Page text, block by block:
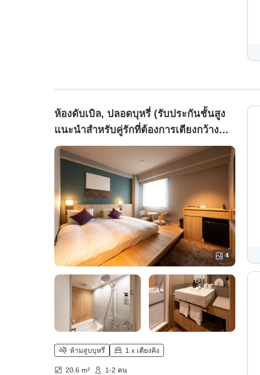
ห้องดับเบิล, ปลอดบุหรี่ (รับประกันชั้นสูง
แนะนำสำหรับคู่รักที่ต้องการเตียงกว้าง
ขวาง)
4
ห้ามสูบบุหรี่ 1 x เตียงคิง
20.6 m² 1-2 คน